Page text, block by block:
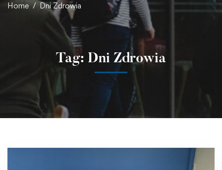
Home Dni Zdrowia
Tag: Dni Zdrowia